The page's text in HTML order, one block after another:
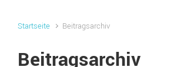
Startseite Beitragsarchiv
Beitragsarchiv